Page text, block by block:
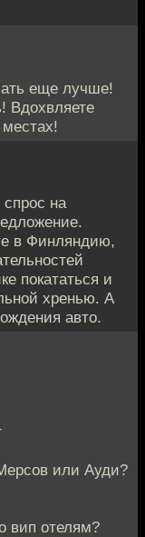
еще лучше!
Вдохвляете
спрос на
в Финляндию,
покататься и
хренью. А
авто.
или Ауди?
вип отелям?